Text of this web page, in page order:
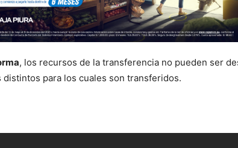
, los recursos de la transferencia no pueden ser
distintos para los cuales son transferidos.